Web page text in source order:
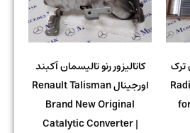
کاتالیزور رنو تالیسمان آکبند
اورجینال Renault Talisman
Brand New Original
Catalytic Converter |